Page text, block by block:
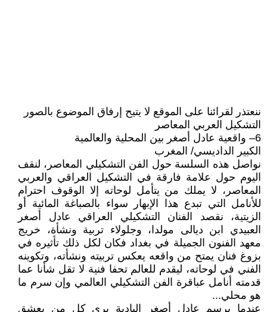
ننعتذر لقرائنا على الموقع لا يتيح إرفاق الموضوع بالصور
التشكيل العربي المعاصر
6– واقعية عادل أصغر بين المحلية والعالمية
الكبير الداديسي/ المغرب
نواصل هذه السلسة حول الفن التشكيلي المعاصر، لنقف
اليوم حول علامة فارقة في التشكيل العراقي والعربي
المعاصر، لا يملك من يتأمل لوحاته إلا الوقوف احترام
للأنامل التي تبدع هذا الإبهار سواء بالصباغة المائية أو
الزيتية، نقصد الفنان التشكيلي العراقي عادل أصغر
العبيدي ابن ديالى مولدا، وجلولاء تربية ونشأة، خريج
معهد الفنون الجميلة في بغداد فكان لكل ذلك تأثيره في
بزوغ فنان يمتح من واقعه يعكس تربيته ونشأته، وتكوينه
الفني في لوحاته، ليقدم للعالم تحفا فنية لا تقل شأنا عما
قدمته أنامل عباقرة الفن التشكيلي العالمي وإن سرم ما
هو محلي...
عندما يرسم عادل أصغر البادية يرى كل من يعشق